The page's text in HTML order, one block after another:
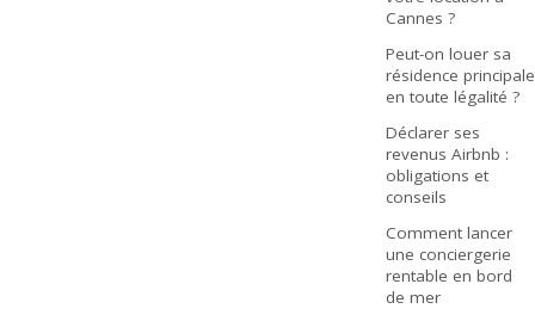
Cannes ?
Peut-on louer sa
résidence principale
en toute légalité ?
Déclarer ses
revenus Airbnb :
obligations et
conseils
Comment lancer
une conciergerie
rentable en bord
de mer